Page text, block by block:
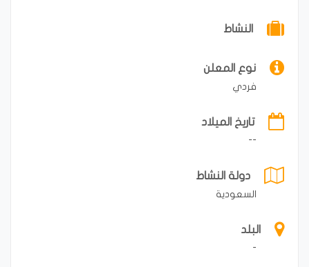
النشاط
نوع المعلن
فردي
تاريخ الميلاد
--
دولة النشاط
السعودية
البلد
-